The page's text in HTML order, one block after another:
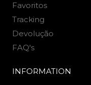
Favoritos
Tracking
Devolução
FAQ's
INFORMATION